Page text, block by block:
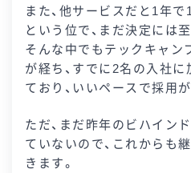
また、他サービスだと1年
という位で、まだ決定には
そんな中でもテックキャン
が経ち、すでに2名の入社
ており、いいペースで採用
ただ、まだ昨年のビハイン
ていないので、これからも
きます。